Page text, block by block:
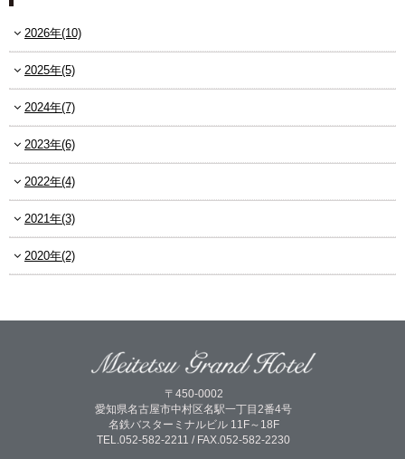
2026年(10)
2025年(5)
2024年(7)
2023年(6)
2022年(4)
2021年(3)
2020年(2)
〒450-0002
愛知県名古屋市中村区名駅一丁目2番4号
名鉄バスターミナルビル 11F～18F
TEL.052-582-2211 / FAX.052-582-2230